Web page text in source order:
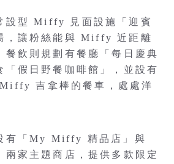
設型 Miffy 見面設施「迎賓
，讓粉絲能與 Miffy 近距離
餐飲則規劃有餐廳「每日慶典
「假日野餐咖啡館」，並設有
吉拿棒的餐車，處處洋
有「My Miffy 精品店」與
兩家主題商店，提供多款限定